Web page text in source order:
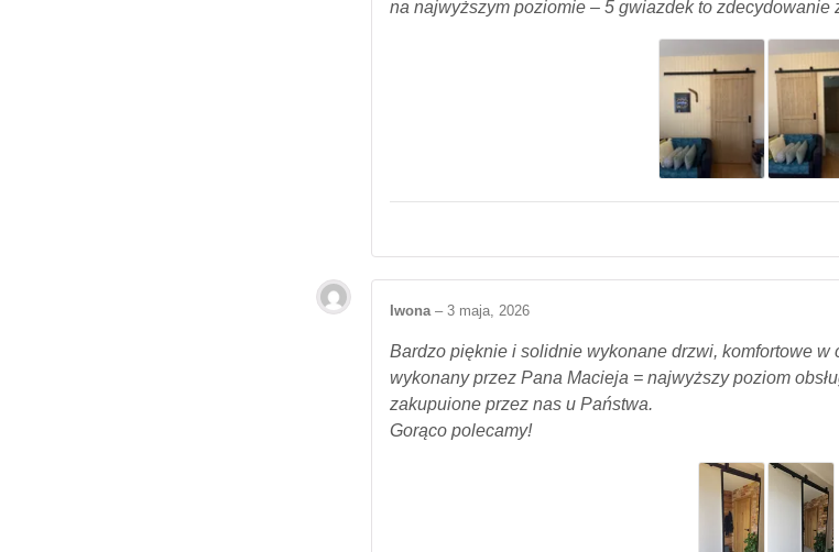
na najwyższym poziomie – 5 gwiazdek to zdecydowanie
Iwona – 3 maja, 2026
Bardzo pięknie i solidnie wykonane drzwi, komfortowe w
wykonany przez Pana Macieja = najwyższy poziom
zakupuione przez nas u Państwa.
Gorąco polecamy!